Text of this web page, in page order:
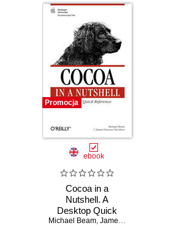
Promocja
ebook
Cocoa in a
Nutshell. A
Desktop Quick
Reference
Michael Beam, James Duncan Davidson